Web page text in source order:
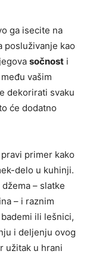
ga isecite na
posluživanje kao
sočnost i
vašim
dekorirati svaku
će dodatno
primer kako
delo u kuhinji.
– slatke
– i raznim
ili lešnici,
i deljenju ovog
užitak u hrani